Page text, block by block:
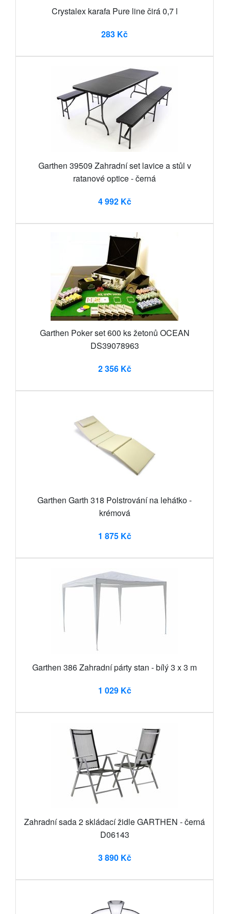
Crystalex karafa Pure line čirá 0,7 l
283 Kč
Garthen 39509 Zahradní set lavice a stůl v
ratanové optice - černá
4 992 Kč
Garthen Poker set 600 ks žetonů OCEAN
DS39078963
2 356 Kč
Garthen Garth 318 Polstrování na lehátko -
krémová
1 875 Kč
Garthen 386 Zahradní párty stan - bílý 3 x 3 m
1 029 Kč
Zahradní sada 2 skládací židle GARTHEN - černá
D06143
3 890 Kč